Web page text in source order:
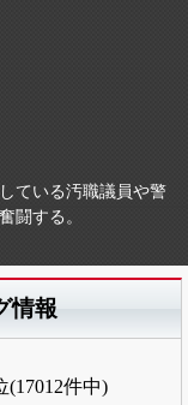
ている汚職議員や警
闘する。
情報
(17012件中)